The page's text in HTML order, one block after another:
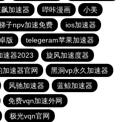
加速器 哔咔漫画
小美
子npv加速免费
ios加速器
版
telegeram苹果加速器
速器2023
旋风加速度器
加速器官网
黑洞vp永久加速器
风驰加速器
蓝鲸加速器
免费vqn加速外网
极光vqn官网